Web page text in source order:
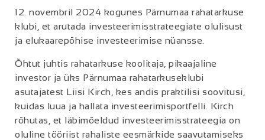
12. novembril 2024 kogunes Pärnumaa rahatarkuse
klubi, et arutada investeerimisstrateegiate olulisust
ja elukaarepõhise investeerimise nüansse.
Õhtut juhtis rahatarkuse koolitaja, pikaajaline
investor ja üks Pärnumaa rahatarkuseklubi
asutajatest Liisi Kirch, kes andis praktilisi soovitusi,
kuidas luua ja hallata investeerimisportfelli. Kirch
rõhutas, et läbimõeldud investeerimisstrateegia on
oluline tööriist rahaliste eesmärkide saavutamiseks